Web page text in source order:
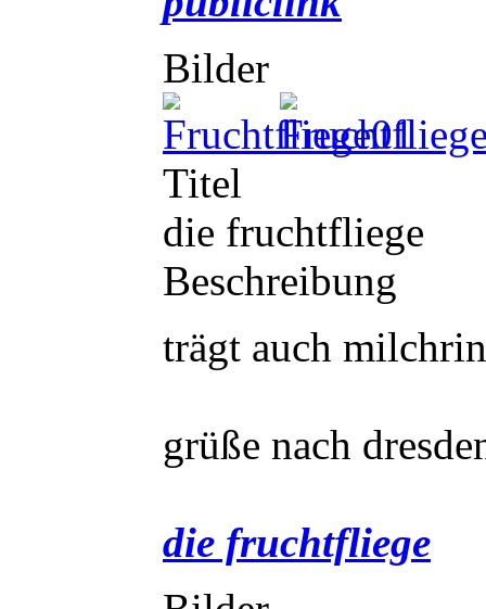
Bilder
Titel
die fruchtfliege
Beschreibung
trägt auch
grüße nach
die fruchtfliege